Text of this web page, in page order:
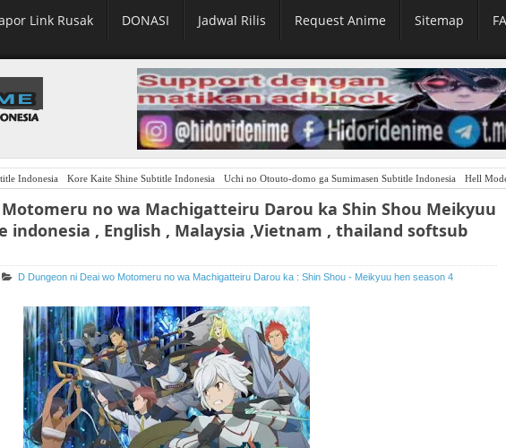
Link Rusak DONASI Jadwal Rilis Request Anime Sitemap
Indonesia Kore Kaite Shine Subtitle Indonesia Uchi no Otouto-domo ga Sumimasen Subtitle Indonesia Hell Mode:
no wa Machigatteiru Darou ka Shin Shou Meikyuu
indonesia , English , Malaysia ,Vietnam , thailand softsub
D Dungeon ni Deai wo Motomeru no wa Machigatteiru Darou ka : Shin Shou - Meikyuu hen season 4